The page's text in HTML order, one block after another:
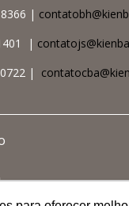
|
|
|